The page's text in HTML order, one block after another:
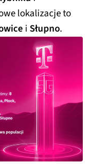
lokalizacje to
i Słupno.